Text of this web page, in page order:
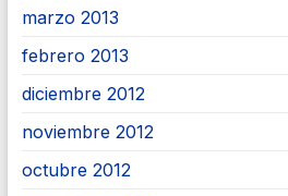
marzo 2013
febrero 2013
diciembre 2012
noviembre 2012
octubre 2012